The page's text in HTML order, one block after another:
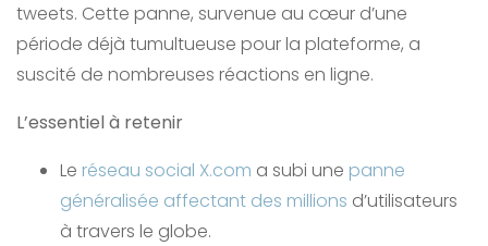
tweets. Cette panne, survenue au cœur d’une
période déjà tumultueuse pour la plateforme, a
suscité de nombreuses réactions en ligne.
L’essentiel à retenir
Le réseau social X.com a subi une panne
généralisée affectant des millions d’utilisateurs
à travers le globe.